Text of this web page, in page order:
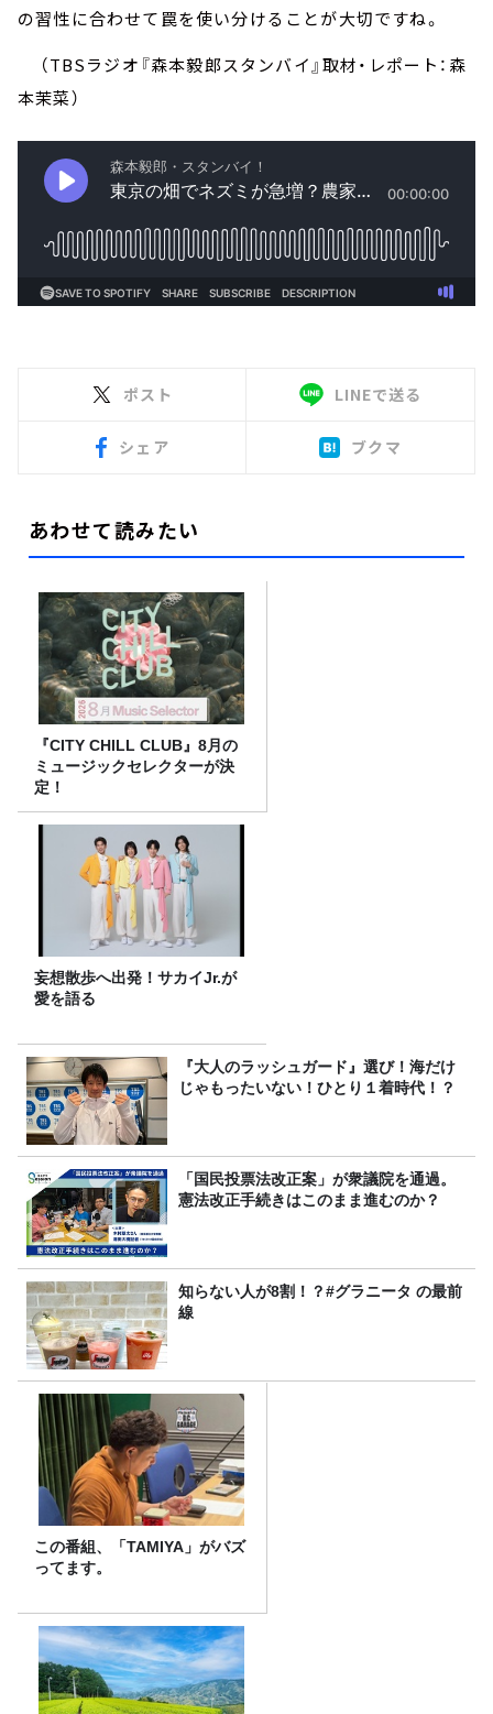
の習性に合わせて罠を使い分けることが大切ですね。
（TBSラジオ『森本毅郎スタンバイ』取材・レポート：森
本茉菜）
ポスト LINEで送る
シェア ブクマ
あわせて読みたい
『CITY CHILL CLUB』8月の
ミュージックセレクターが決
定！
妄想散歩へ出発！サカイJr.が
愛を語る
『大人のラッシュガード』選び！海だけ
じゃもったいない！ひとり１着時代！？
「国民投票法改正案」が衆議院を通過。
憲法改正手続きはこのまま進むのか？
知らない人が8割！？#グラニータ の最前
線
この番組、「TAMIYA」がバズ
ってます。